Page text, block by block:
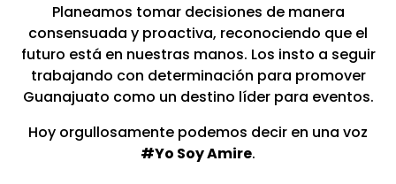
Planeamos tomar decisiones de manera
consensuada y proactiva, reconociendo que el
futuro está en nuestras manos. Los insto a seguir
trabajando con determinación para promover
Guanajuato como un destino líder para eventos.
Hoy orgullosamente podemos decir en una voz
#Yo Soy Amire.